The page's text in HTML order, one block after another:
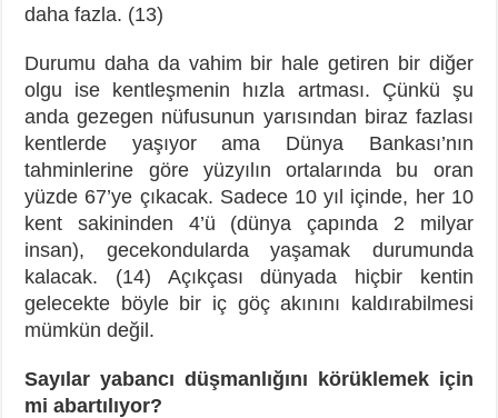
daha fazla. (13)
Durumu daha da vahim bir hale getiren bir diğer
olgu ise kentleşmenin hızla artması. Çünkü şu
anda gezegen nüfusunun yarısından biraz fazlası
kentlerde yaşıyor ama Dünya Bankası’nın
tahminlerine göre yüzyılın ortalarında bu oran
yüzde 67’ye çıkacak. Sadece 10 yıl içinde, her 10
kent sakininden 4’ü (dünya çapında 2 milyar
insan), gecekondularda yaşamak durumunda
kalacak. (14) Açıkçası dünyada hiçbir kentin
gelecekte böyle bir iç göç akınını kaldırabilmesi
mümkün değil.
Sayılar yabancı düşmanlığını körüklemek için
mi abartılıyor?